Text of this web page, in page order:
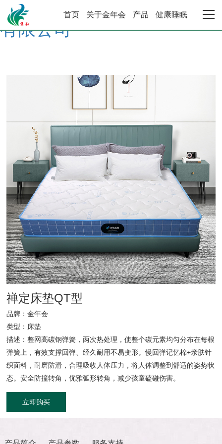
金年会·金字招牌诚信至上 |
有限公司
首页 关于金年会 产品 健康睡眠
健康睡眠系统
合作加盟
资讯动态
联系金年会·金字招牌诚信至上 |有限公司
官方商城
禅定床垫QT型
品牌：金年会
类型：床垫
描述：整网高碳钢弹簧，两次热处理，使整个碳元素均匀分布在每根
弹簧上，有效支撑回弹、经久耐用不易变形。慢回弹记忆棉+亲肤针
织面料，耐磨防滑，合理吸收人体压力，将人体调整到舒适的姿势状
态。安全防撞转角，优雅弧形转角，减少孩童磕碰伤害。
立即购买